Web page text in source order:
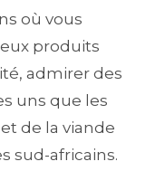
où vous
produits
admirer des
uns que les
de la viande
sud-africains.